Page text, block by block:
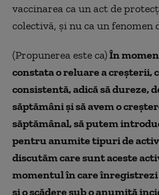
vaccinarea ca un act de
colectivă, și nu ca un fenomen
(Propunerea este ca)În
constata o reluare a creșterii,
consistentă, adică să dureze,
săptămâni și să avem o
săptămânal, să putem
pentru anumite tipuri de
discutăm care sunt aceste
momentul în care înregistrezi
și o scădere sub o anumită